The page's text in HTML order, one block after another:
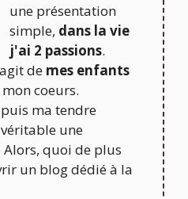
une présentation
simple, dans la vie
j'ai 2 passions.
de mes enfants
coeurs.
ma tendre
une
quoi de plus
un blog dédié à la